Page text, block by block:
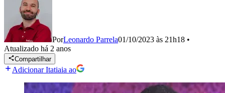
PorLeonardo Parrela01/10/2023 às 21h18 •
Atualizado há 2 anos
Compartilhar
Adicionar Itatiaia ao